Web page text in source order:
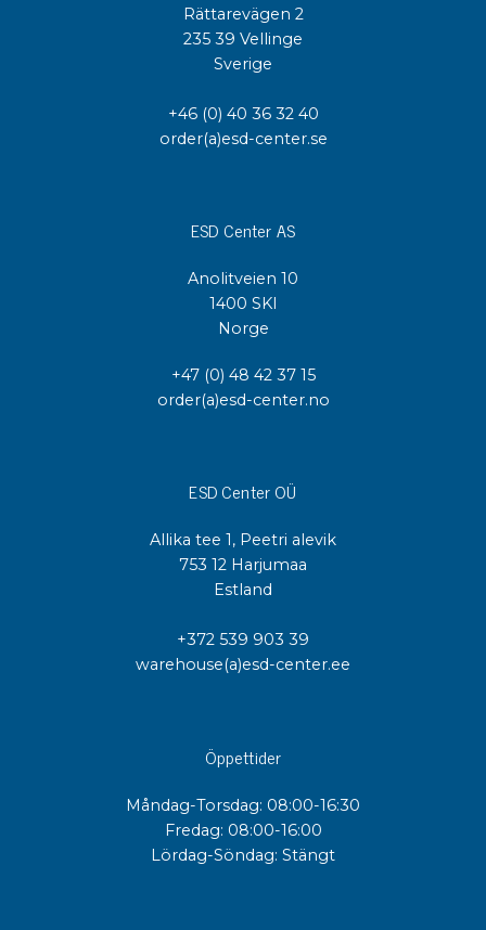
Rättarevägen 2
235 39 Vellinge
Sverige
+46 (0) 40 36 32 40
order(a)esd-center.se
ESD Center AS
Anolitveien 10
1400 SKI
Norge
+47 (0) 48 42 37 15
order(a)esd-center.no
ESD Center OÜ
Allika tee 1, Peetri alevik
753 12 Harjumaa
Estland
+372 539 903 39
warehouse(a)esd-center.ee
Öppettider
Måndag-Torsdag: 08:00-16:30
Fredag: 08:00-16:00
Lördag-Söndag: Stängt